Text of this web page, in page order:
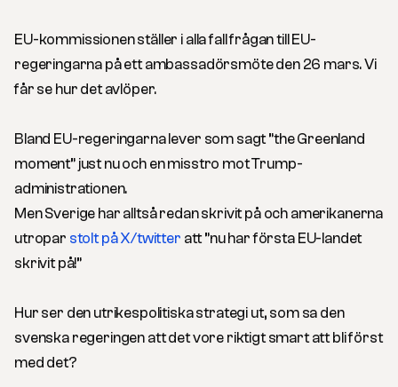
EU-kommissionen ställer i alla fall frågan till EU-
regeringarna på ett ambassadörsmöte den 26 mars. Vi
får se hur det avlöper.
Bland EU-regeringarna lever som sagt ”the Greenland
moment” just nu och en misstro mot Trump-
administrationen.
Men Sverige har alltså redan skrivit på och amerikanerna
utropar stolt på X/twitter att ”nu har första EU-landet
skrivit på!”
Hur ser den utrikespolitiska strategi ut, som sa den
svenska regeringen att det vore riktigt smart att bli först
med det?